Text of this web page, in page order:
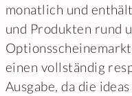
monatlich und
und Produkten rund
einen vollständig
Ausgabe, da die